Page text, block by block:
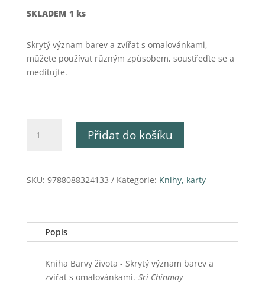
SKLADEM 1 ks
Skrytý význam barev a zvířat s omalovánkami,
můžete používat různým způsobem, soustřeďte se a
meditujte.
Barvy
s
Přidat do košíku
SKU: 9788088324133 Kategorie: Knihy, karty
Popis
Kniha Barvy života - Skrytý význam barev a
zvířat s omalovánkami.-Sri Chinmoy